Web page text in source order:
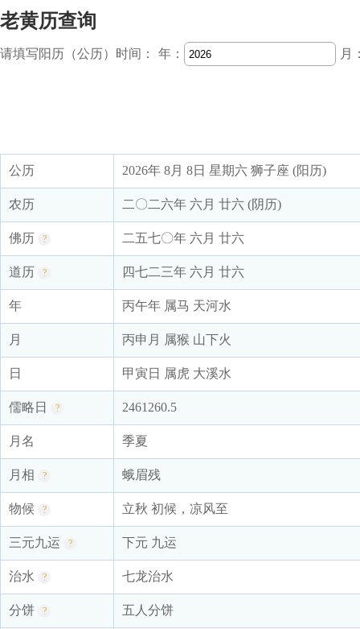
老黄历查询
请填写阳历（公历）时间： 年： 月
公历 2026年 8月 8日 星期六 狮子座 (阳历)
农历 二〇二六年 六月 廿六 (阴历)
佛历 ? 二五七〇年 六月 廿六
道历 ? 四七二三年 六月 廿六
年 丙午年 属马 天河水
月 丙申月 属猴 山下火
日 甲寅日 属虎 大溪水
儒略日 ? 2461260.5
月名 季夏
月相 ? 蛾眉残
物候 ? 立秋 初候，凉风至
三元九运 ? 下元 九运
治水 ? 七龙治水
分饼 ? 五人分饼